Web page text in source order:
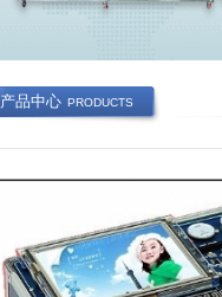
产品中心 PRODUCTS